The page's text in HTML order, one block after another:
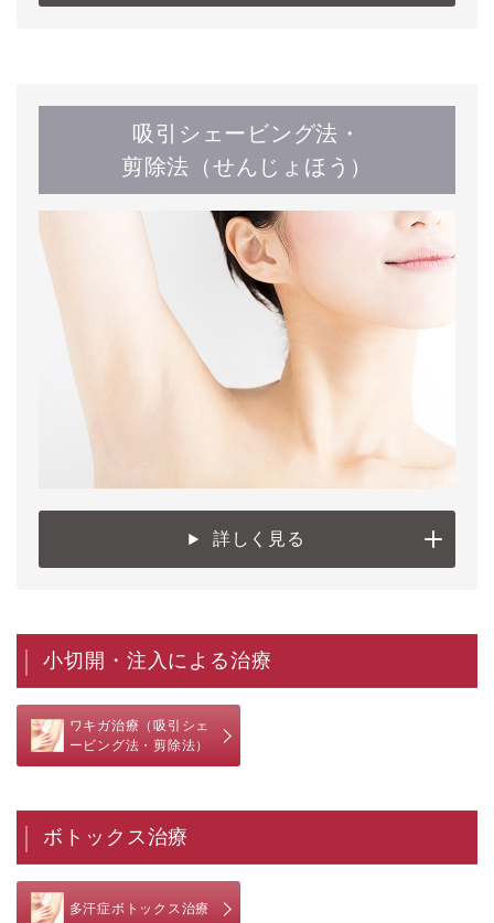
吸引シェービング法・
剪除法（せんじょほう）
詳しく見る
小切開・注入による治療
ワキガ治療（吸引シェ
ービング法・剪除法）
ボトックス治療
多汗症ボトックス治療